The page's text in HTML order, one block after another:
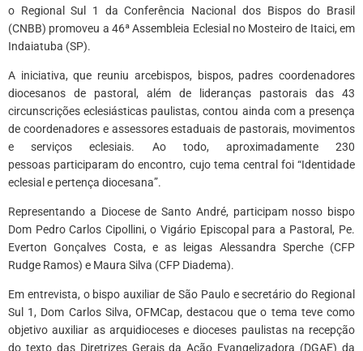
o Regional Sul 1 da Conferência Nacional dos Bispos do Brasil
(CNBB) promoveu a 46ª Assembleia Eclesial no Mosteiro de Itaici, em
Indaiatuba (SP).
A iniciativa, que reuniu arcebispos, bispos, padres coordenadores
diocesanos de pastoral, além de lideranças pastorais das 43
circunscrições eclesiásticas paulistas, contou ainda com a presença
de coordenadores e assessores estaduais de pastorais, movimentos
e serviços eclesiais. Ao todo, aproximadamente 230
pessoas participaram do encontro, cujo tema central foi “Identidade
eclesial e pertença diocesana”.
Representando a Diocese de Santo André, participam nosso bispo
Dom Pedro Carlos Cipollini, o Vigário Episcopal para a Pastoral, Pe.
Everton Gonçalves Costa, e as leigas Alessandra Sperche (CFP
Rudge Ramos) e Maura Silva (CFP Diadema).
Em entrevista, o bispo auxiliar de São Paulo e secretário do Regional
Sul 1, Dom Carlos Silva, OFMCap, destacou que o tema teve como
objetivo auxiliar as arquidioceses e dioceses paulistas na recepção
do texto das Diretrizes Gerais da Ação Evangelizadora (DGAE) da